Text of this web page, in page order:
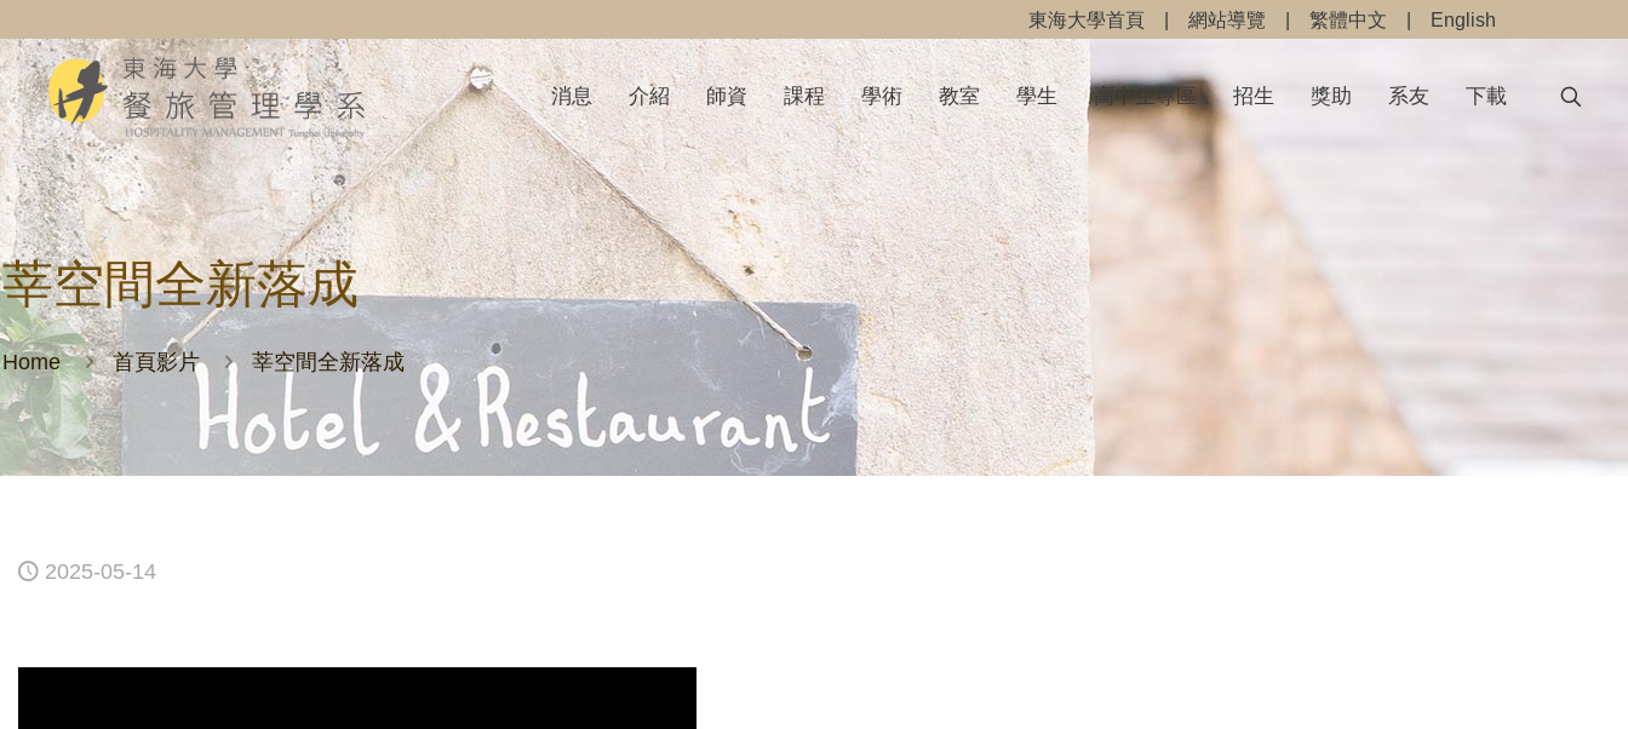
東海大學首頁 | 網站導覽 | 繁體中文 | English
消息 介紹 師資 課程 學術 教室 學生 高中生專區 招生 獎助 系友 下載
莘空間全新落成
Home 首頁影片 莘空間全新落成
2025-05-14